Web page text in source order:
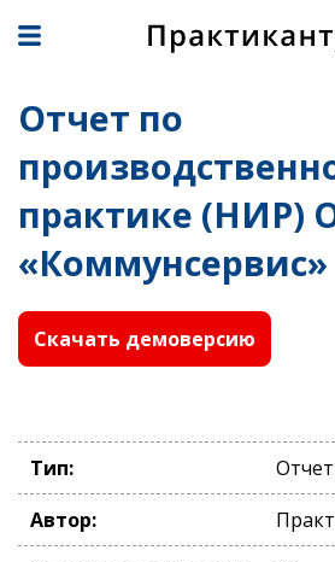
Отчет по
практике (НИР)
«Коммунсервис»
Скачать демоверсию
Тип:
Автор: